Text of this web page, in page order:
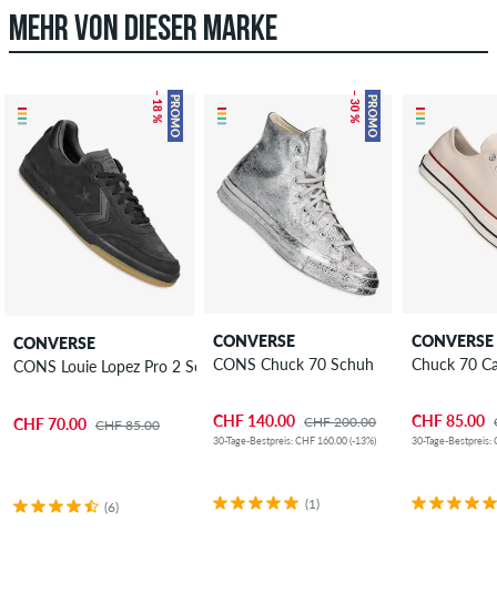
MEHR VON DIESER MARKE
PROMO
– 18 %
CONVERSE
CONS Louie Lopez Pro 2 Schuh
CHF 70.00 CHF 85.00
(6)
PROMO
– 30 %
CONVERSE
CONS Chuck 70 Schuh
CHF 140.00 CHF 200.00
30-Tage-Bestpreis: CHF 160.00 (-13%)
(1)
CONVERSE
Chuck 70
CHF 85.00
30-Tage-Bestpreis: